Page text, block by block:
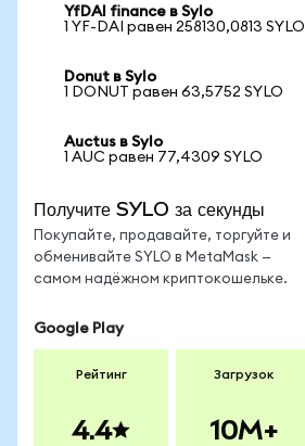
YfDAI finance в Sylo
1 YF-DAI равен 258130,0813 SYLO
Donut в Sylo
1 DONUT равен 63,5752 SYLO
Auctus в Sylo
1 AUC равен 77,4309 SYLO
Получите SYLO за секунды
Покупайте, продавайте, торгуйте и
обменивайте SYLO в MetaMask —
самом надёжном криптокошельке.
Google Play
Рейтинг
4.4
Загрузок
10M+